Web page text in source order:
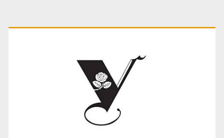
Primary